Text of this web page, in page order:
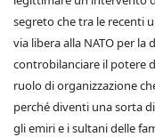
segreto che tra le recenti
via libera alla NATO per la
controbilanciare il potere
ruolo di organizzazione
perché diventi una sorta
gli emiri e i sultani delle